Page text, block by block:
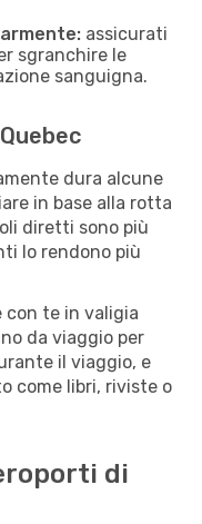
assicurati
sgranchire le
sanguigna.
dura alcune
in base alla rotta
diretti sono più
lo rendono più
con te in valigia
da viaggio per
il viaggio, e
come libri, riviste o
di